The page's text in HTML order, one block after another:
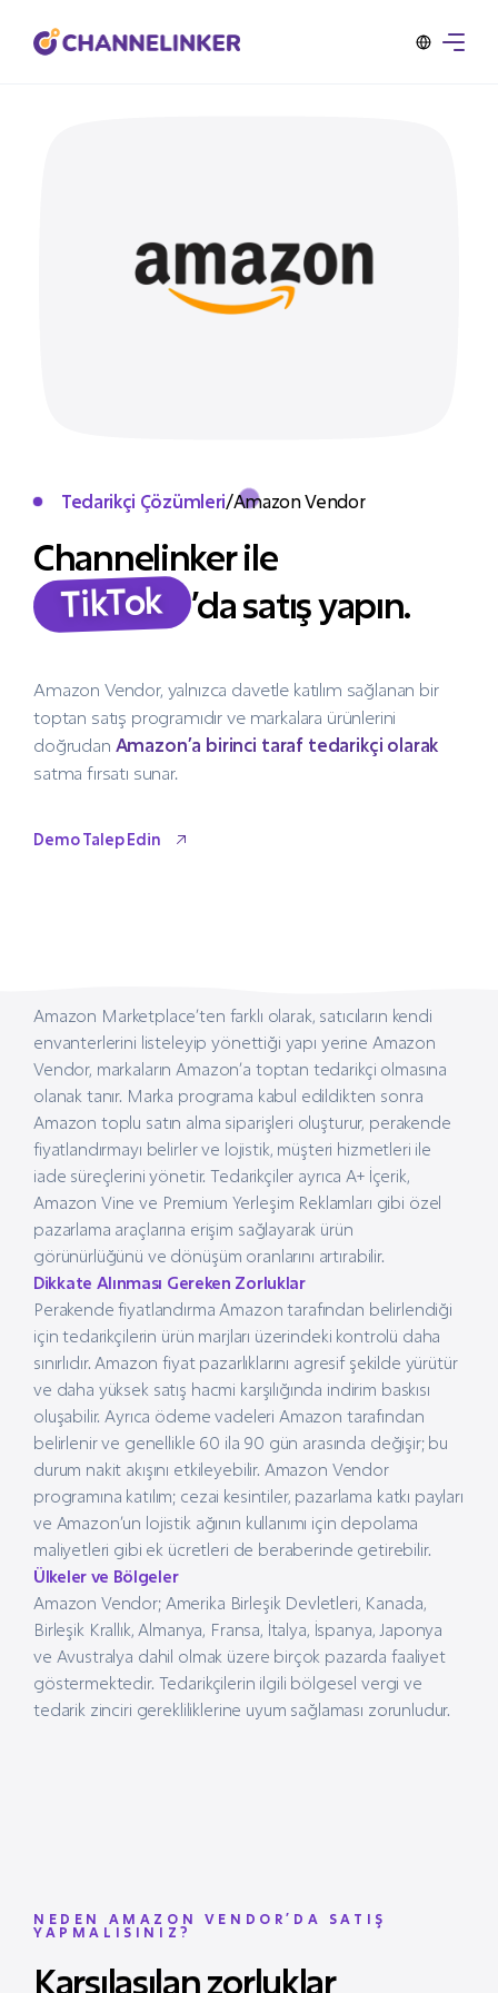
Tedarikçi Çözümleri/Amazon Vendor
Channelinker ile
TikTok ’da satış yapın.
Amazon Vendor, yalnızca davetle katılım sağlanan bir
toptan satış programıdır ve markalara ürünlerini
doğrudan Amazon’a birinci taraf tedarikçi olarak
satma fırsatı sunar.
Demo Talep Edin
NEDEN AMAZON VENDOR’DA SATIŞ
YAPMALISINIZ?
Karşılaşılan zorluklar
Amazon Marketplace’ten farklı olarak, satıcıların kendi
envanterlerini listeleyip yönettiği yapı yerine Amazon
Vendor, markaların Amazon’a toptan tedarikçi olmasına
olanak tanır. Marka programa kabul edildikten sonra
Amazon toplu satın alma siparişleri oluşturur, perakende
fiyatlandırmayı belirler ve lojistik, müşteri hizmetleri ile
iade süreçlerini yönetir. Tedarikçiler ayrıca A+ İçerik,
Amazon Vine ve Premium Yerleşim Reklamları gibi özel
pazarlama araçlarına erişim sağlayarak ürün
görünürlüğünü ve dönüşüm oranlarını artırabilir.
Dikkate Alınması Gereken Zorluklar
Perakende fiyatlandırma Amazon tarafından belirlendiği
için tedarikçilerin ürün marjları üzerindeki kontrolü daha
sınırlıdır. Amazon fiyat pazarlıklarını agresif şekilde yürütür
ve daha yüksek satış hacmi karşılığında indirim baskısı
oluşabilir. Ayrıca ödeme vadeleri Amazon tarafından
belirlenir ve genellikle 60 ila 90 gün arasında değişir; bu
durum nakit akışını etkileyebilir. Amazon Vendor
programına katılım; cezai kesintiler, pazarlama katkı payları
ve Amazon’un lojistik ağının kullanımı için depolama
maliyetleri gibi ek ücretleri de beraberinde getirebilir.
Ülkeler ve Bölgeler
Amazon Vendor; Amerika Birleşik Devletleri, Kanada,
Birleşik Krallık, Almanya, Fransa, İtalya, İspanya, Japonya
ve Avustralya dahil olmak üzere birçok pazarda faaliyet
göstermektedir. Tedarikçilerin ilgili bölgesel vergi ve
tedarik zinciri gerekliliklerine uyum sağlaması zorunludur.